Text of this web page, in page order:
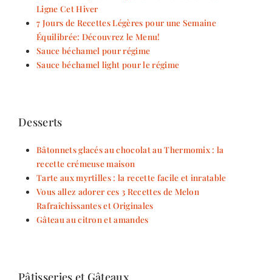
Ligne Cet Hiver
7 Jours de Recettes Légères pour une Semaine
Équilibrée: Découvrez le Menu!
Sauce béchamel pour régime
Sauce béchamel light pour le régime
Desserts
Bâtonnets glacés au chocolat au Thermomix : la
recette crémeuse maison
Tarte aux myrtilles : la recette facile et inratable
Vous allez adorer ces 3 Recettes de Melon
Rafraîchissantes et Originales
Gâteau au citron et amandes
Pâtisseries et Gâteaux